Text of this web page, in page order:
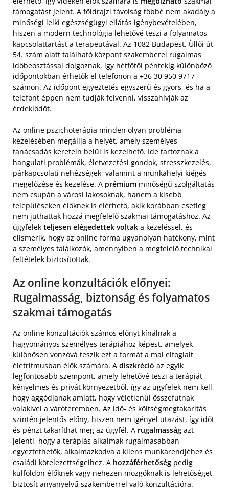
támogatást jelent. A földrajzi távolság többé nem akadály a
minőségi lelki egészségügyi ellátás igénybevételében,
hiszen a modern technológia lehetővé teszi a folyamatos
kapcsolattartást a terapeutával. Az 1082 Budapest, Üllői út
54. szám alatt található központ szakemberei rugalmas
időbeosztással dolgoznak, így hétfőtől péntekig különböző
időpontokban érhetők el telefonon a +36 30 950 9717
számon. Az időpont egyeztetés egyszerű és gyors, és ha a
telefont éppen nem tudják felvenni, visszahívják az
érdeklődőt.
Az online pszichoterápia minden olyan probléma
kezelésében megállja a helyét, amely személyes
tanácsadás keretein belül is kezelhető. Ide tartoznak a
hangulati problémák, életvezetési gondok, stresszkezelés,
párkapcsolati nehézségek, valamint a munkahelyi kiégés
megelőzése és kezelése. A prémium minőségű szolgáltatás
nem csupán a városi lakosoknak, hanem a kisebb
településeken élőknek is elérhető, akik korábban esetleg
nem juthattak hozzá megfelelő szakmai támogatáshoz. Az
ügyfelek teljesen elégedettek voltak a kezeléssel, és
elismerik, hogy az online forma ugyanolyan hatékony, mint
a személyes találkozók, amennyiben a megfelelő technikai
feltételek biztosítottak.
Az online konzultációk előnyei:
Rugalmasság, biztonság és folyamatos
szakmai támogatás
Az online konzultációk számos előnyt kínálnak a
hagyományos személyes terápiához képest, amelyek
különösen vonzóvá teszik ezt a formát a mai elfoglalt
életritmusban élők számára. A diszkréció az egyik
legfontosabb szempont, amely lehetővé teszi a terápiát
kényelmes és privát környezetből, így az ügyfelek nem kell,
hogy aggódjanak amiatt, hogy véletlenül összefutnak
valakivel a váróteremben. Az idő- és költségmegtakarítás
szintén jelentős előny, hiszen nem igényel utazást, így időt
és pénzt takaríthat meg az ügyfél. A rugalmasság azt
jelenti, hogy a terápiás alkalmak rugalmasabban
egyeztethetők, alkalmazkodva a kliens munkarendjéhez és
családi kötelezettségeihez. A hozzáférhetőség pedig
külföldön élőknek vagy nehezen mozgóknak is lehetőséget
biztosít anyanyelvű szakemberrel való konzultációra.